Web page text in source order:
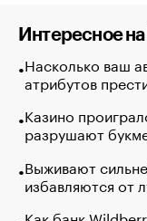
Интересное
Насколько ваш
атрибутов
Казино
разрушают
Выживают
избавляются от